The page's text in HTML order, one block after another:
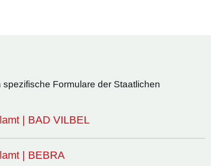
Formulare der Staatlichen
| BAD VILBEL
| BEBRA